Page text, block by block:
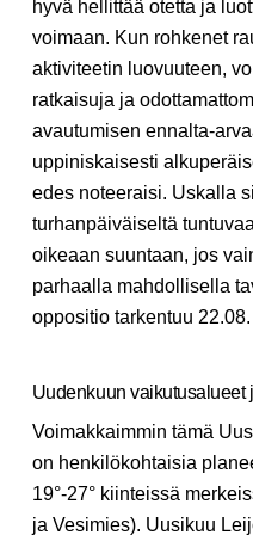
hyvä hellittää otetta ja
voimaan. Kun rohkenet
aktiviteetin luovuuteen,
ratkaisuja ja
avautumisen ennalta-
uppiniskaisesti
edes noteeraisi. Uskalla
turhanpäiväiseltä
oikeaan suuntaan, jos
parhaalla mahdollisella
oppositio tarkentuu 22.08.
Uudenkuun vaikutusalueet
Voimakkaimmin tämä
on henkilökohtaisia
19°-27° kiinteissä
ja Vesimies). Uusikuu